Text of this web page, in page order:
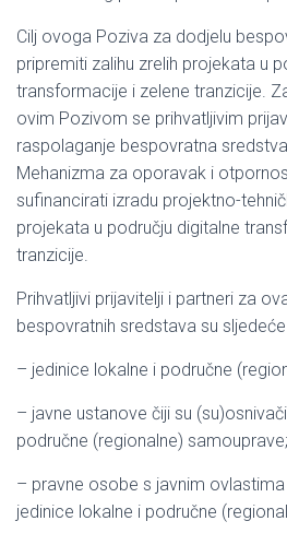
Cilj ovoga Poziva za dodjelu
pripremiti zalihu zrelih projekata u
transformacije i zelene tranzicije.
ovim Pozivom se prihvatljivim
raspolaganje bespovratna
Mehanizma za oporavak i
sufinancirati izradu projektno-
projekata u području digitalne
tranzicije.
Prihvatljivi prijavitelji i partneri za
bespovratnih sredstava su
– jedinice lokalne i područne
– javne ustanove čiji su
područne (regionalne) samouprave;
– pravne osobe s javnim
jedinice lokalne i područne